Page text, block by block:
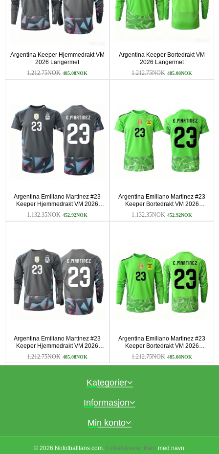
Argentina Keeper Hjemmedrakt VM
2026 Langermet
1.212.75NOK 485.08NOK
Argentina Keeper Bortedrakt VM
2026 Langermet
1.212.75NOK 485.08NOK
Argentina Emiliano Martinez #23
Keeper Hjemmedrakt VM 2026
Kortermet
1.132.35NOK 452.92NOK
Argentina Emiliano Martinez #23
Keeper Bortedrakt VM 2026
Kortermet
1.132.35NOK 452.92NOK
Argentina Emiliano Martinez #23
Keeper Hjemmedrakt VM 2026
Langermet
1.212.75NOK 485.08NOK
Argentina Emiliano Martinez #23
Keeper Bortedrakt VM 2026
Langermet
1.212.75NOK 485.08NOK
Kategorier
Informasjon
Min konto
© 2026 Nofotballfans.com. Fotballdrakter Barn med navn.